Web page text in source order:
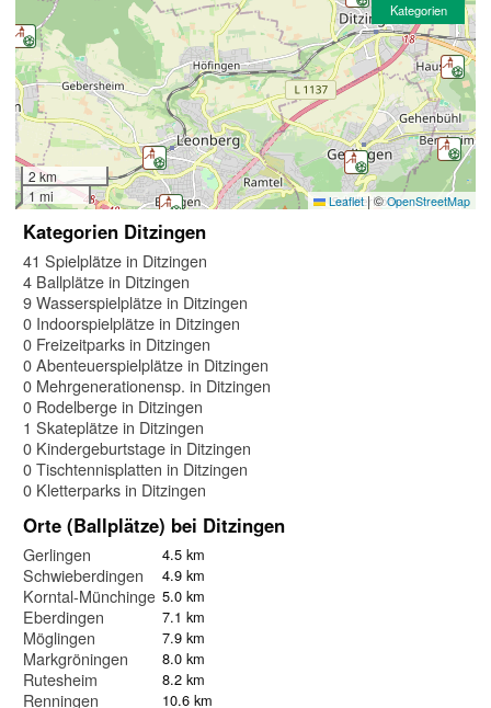
2 km
1 mi
Leaflet |©OpenStreetMap
Kategorien
Kategorien Ditzingen
41 Spielplätze in Ditzingen
4 Ballplätze in Ditzingen
9 Wasserspielplätze in Ditzingen
0 Indoorspielplätze in Ditzingen
0 Freizeitparks in Ditzingen
0 Abenteuerspielplätze in Ditzingen
0 Mehrgenerationensp. in Ditzingen
0 Rodelberge in Ditzingen
1 Skateplätze in Ditzingen
0 Kindergeburtstage in Ditzingen
0 Tischtennisplatten in Ditzingen
0 Kletterparks in Ditzingen
Orte (Ballplätze) bei Ditzingen
Gerlingen 4.5 km
Schwieberdingen 4.9 km
Korntal-Münchingen5.0 km
Eberdingen 7.1 km
Möglingen 7.9 km
Markgröningen 8.0 km
Rutesheim 8.2 km
Renningen 10.6 km